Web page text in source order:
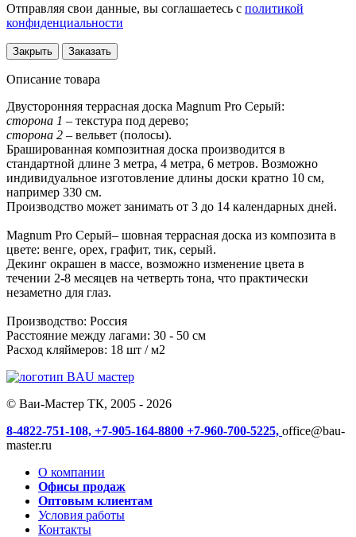
Отправляя свои данные, вы соглашаетесь с политикой
конфиденциальности
Закрыть Заказать
Описание товара
Двусторонняя террасная доска Magnum Pro Серый:
сторона 1 – текстура под дерево;
сторона 2 – вельвет (полосы).
Брашированная композитная доска производится в
стандартной длине 3 метра, 4 метра, 6 метров. Возможно
индивидуальное изготовление длины доски кратно 10 см,
например 330 см.
Производство может занимать от 3 до 14 календарных дней.
Magnum Pro Серый– шовная террасная доска из композита в
цвете: венге, орех, графит, тик, серый.
Декинг окрашен в массе, возможно изменение цвета в
течении 2-8 месяцев на четверть тона, что практически
незаметно для глаз.
Производство: Россия
Расстояние между лагами: 30 - 50 см
Расход кляймеров: 18 шт / м2
© Ваи-Мастер ТК, 2005 - 2026
8-4822-751-108, +7-905-164-8800 +7-960-700-5225, office@bau-
master.ru
О компании
Офисы продаж
Оптовым клиентам
Условия работы
Контакты